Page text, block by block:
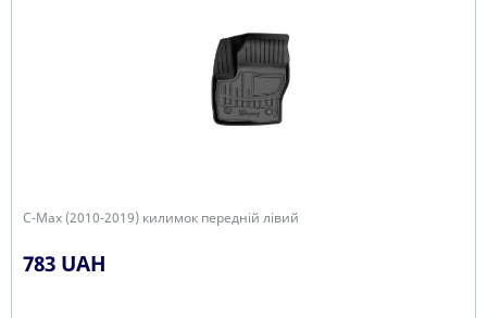
C-Max (2010-2019) килимок передній лівий
783 UAH